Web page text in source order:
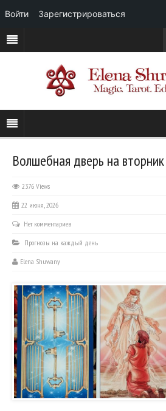
Волшебная дверь на
2376 Views
22 июня, 2026
Нет комментариев
Прогнозы на каждый день
Elena Shuwany
Войти Зарегистрироваться